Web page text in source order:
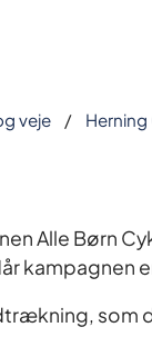
veje
Alle Børn